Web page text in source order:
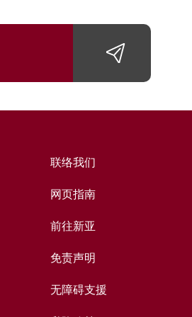
联络我们
网页指南
前往新亚
免责声明
无障碍支援